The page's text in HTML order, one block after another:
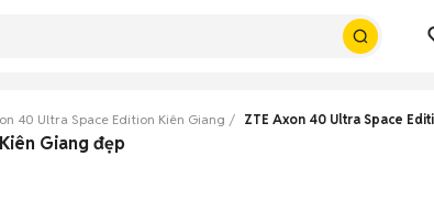
40 Ultra Space Edition Kiên Giang ZTE Axon 40 Ultra Space
Giang đẹp